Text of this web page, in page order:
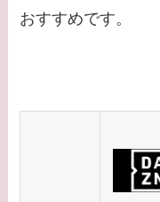
おすすめです。